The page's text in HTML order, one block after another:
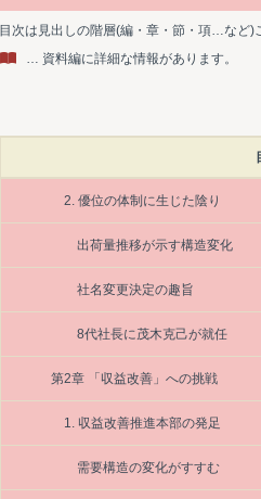
目次は見出しの階層(編・章・節・項…など)
… 資料編に詳細な情報があります。
2. 優位の体制に生じた陰り
出荷量推移が示す構造変化
社名変更決定の趣旨
8代社長に茂木克己が就任
第2章 「収益改善」への挑戦
1. 収益改善推進本部の発足
需要構造の変化がすすむ